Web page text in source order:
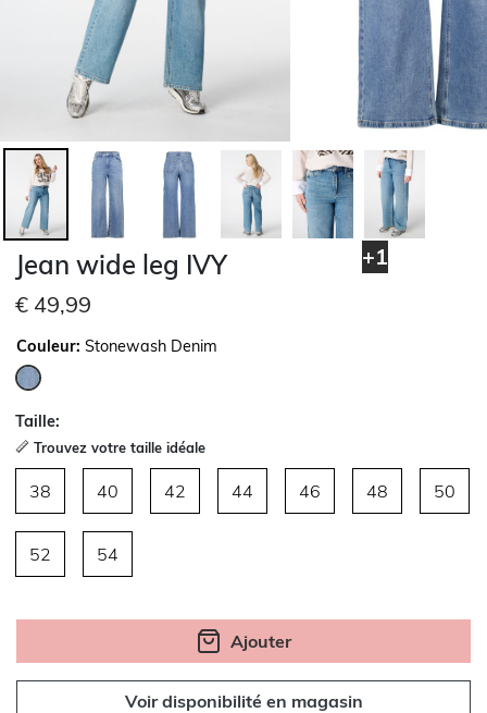
+1
Jean wide leg IVY
€ 49,99
Couleur: Stonewash Denim
Taille:
Trouvez votre taille idéale
38 40 42 44 46 48 50
52 54
Ajouter
Voir disponibilité en magasin